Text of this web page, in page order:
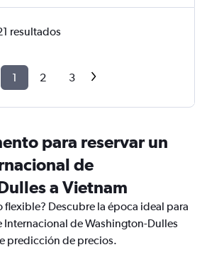
resultados
1 2 3
para reservar un
de
a Vietnam
flexible? Descubre la época ideal para
Internacional de Washington-Dulles
predicción de precios.